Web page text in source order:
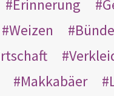
Erinnerung
Weizen
Makkabäer